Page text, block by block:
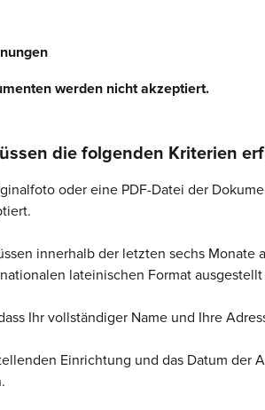
werden nicht akzeptiert.
die folgenden Kriterien
oder eine PDF-Datei der
innerhalb der letzten sechs Monate
lateinischen Format ausgestellt
Ihr vollständiger Name und Ihre
Einrichtung und das Datum der